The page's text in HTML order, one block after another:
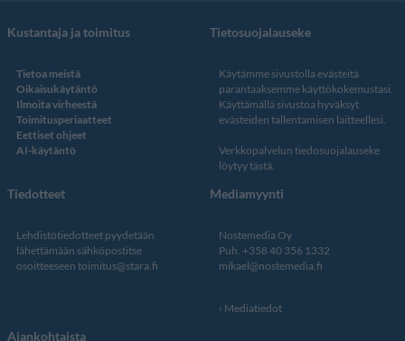
Kustantaja ja toimitus
Tietoa meistä
Oikaisukäytäntö
Ilmoita virheestä
Toimitusperiaatteet
Eettiset ohjeet
AI-käytäntö
Tietosuojalauseke
Käytämme sivustolla evästeitä
parantaaksemme käyttökokemustasi.
Käyttämällä sivustoa hyväksyt
evästeiden tallentamisen laitteellesi.
Verkkopalvelun tiedosuojalauseke
löytyy tästä
Tiedotteet
Lehdistötiedotteet pyydetään
lähettämään sähköpostitse
osoitteeseen toimitus@stara.fi
Mediamyynti
Nostemedia Oy
Puh. +358 40 356 1332
mikael@nostemedia.fi
Mediatiedot
Ajankohtaista